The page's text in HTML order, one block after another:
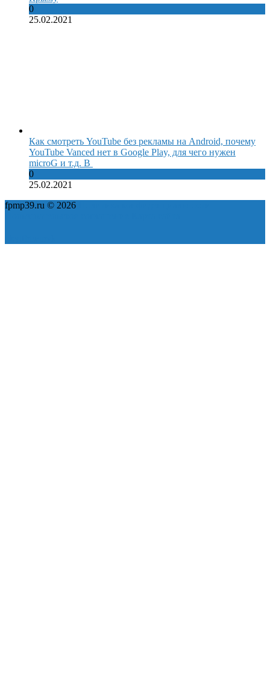
0
25.02.2021
Как смотреть YouTube без рекламы на Android, почему
YouTube Vanced нет в Google Play, для чего нужен
microG и т.д. В
0
25.02.2021
fpmp39.ru © 2026